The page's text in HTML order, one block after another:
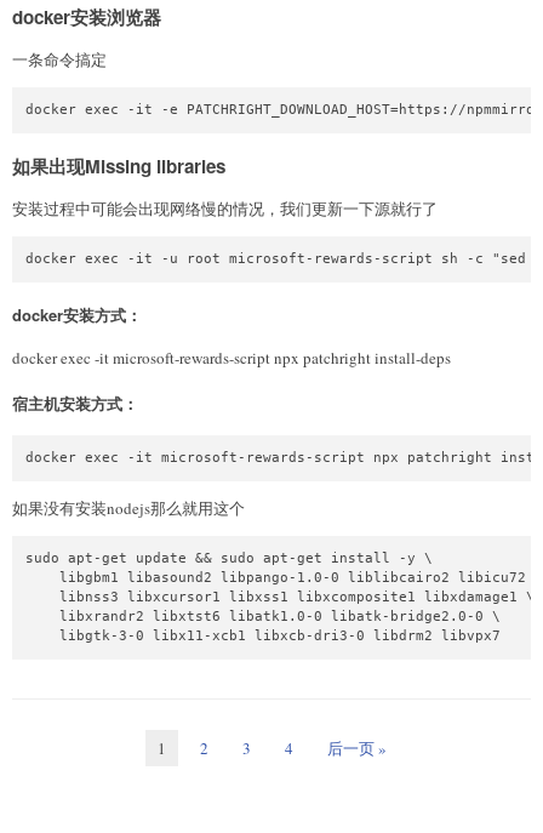
docker安装浏览器
一条命令搞定
docker exec -it -e PATCHRIGHT_DOWNLOAD_HOST=https://
如果出现Missing libraries
安装过程中可能会出现网络慢的情况，我们更新一下源就行了
docker exec -it -u root microsoft-rewards-script sh -c "sed
docker安装方式：
docker exec -it microsoft-rewards-script npx patchright install-deps
宿主机安装方式：
docker exec -it microsoft-rewards-script npx patchright
如果没有安装nodejs那么就用这个
sudo apt-get update && sudo apt-get install -y \
    libgbm1 libasound2 libpango-1.0-0 liblibcairo2 libicu72 \
    libnss3 libxcursor1 libxss1 libxcomposite1 libxdamage1 \
    libxrandr2 libxtst6 libatk1.0-0 libatk-bridge2.0-0 \
    libgtk-3-0 libx11-xcb1 libxcb-dri3-0 libdrm2 libvpx7
1 2 3 4 后一页 »